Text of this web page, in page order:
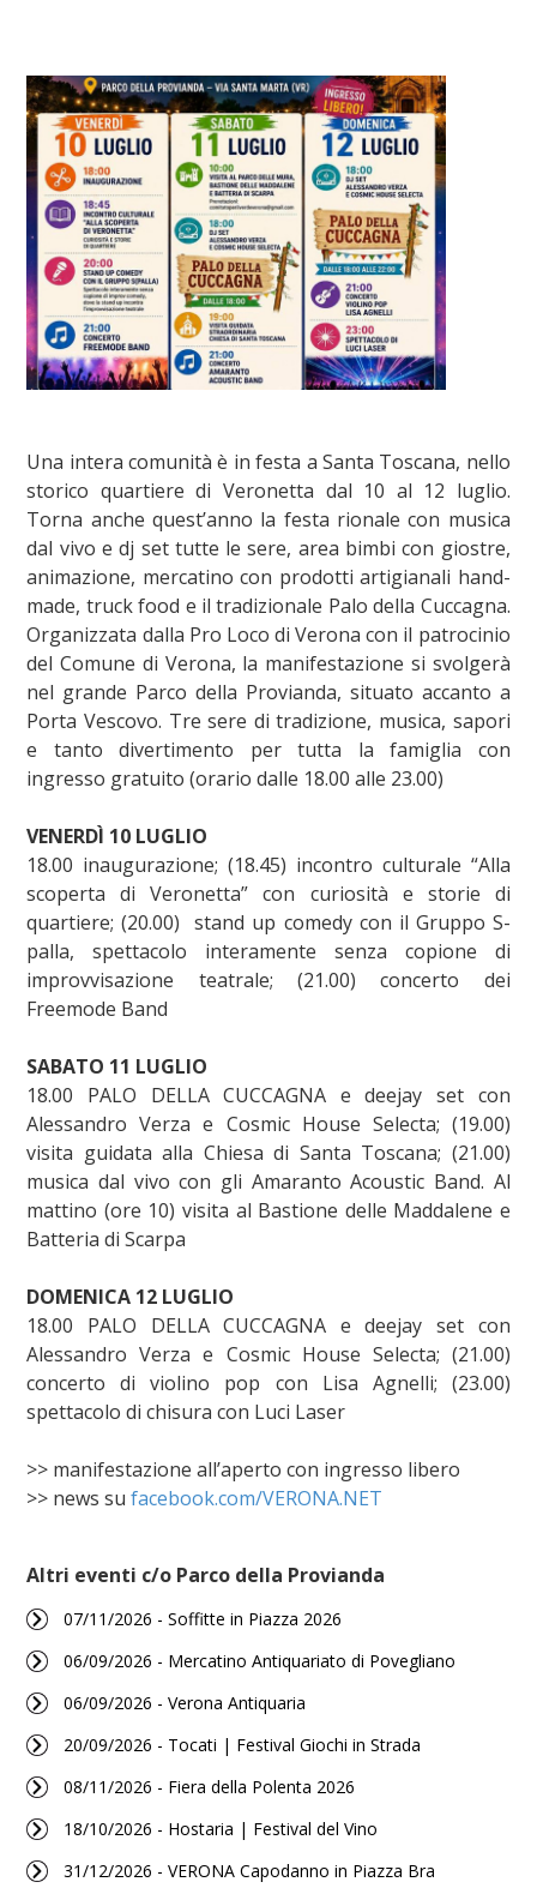
Una intera comunità è in festa a Santa Toscana, nello
storico quartiere di Veronetta dal 10 al 12 luglio.
Torna anche quest’anno la festa rionale con musica
dal vivo e dj set tutte le sere, area bimbi con giostre,
animazione, mercatino con prodotti artigianali hand-
made, truck food e il tradizionale Palo della Cuccagna.
Organizzata dalla Pro Loco di Verona con il patrocinio
del Comune di Verona, la manifestazione si svolgerà
nel grande Parco della Provianda, situato accanto a
Porta Vescovo. Tre sere di tradizione, musica, sapori
e tanto divertimento per tutta la famiglia con
ingresso gratuito (orario dalle 18.00 alle 23.00)
VENERDÌ 10 LUGLIO
18.00 inaugurazione; (18.45) incontro culturale “Alla
scoperta di Veronetta” con curiosità e storie di
quartiere; (20.00) stand up comedy con il Gruppo S-
palla, spettacolo interamente senza copione di
improvvisazione teatrale; (21.00) concerto dei
Freemode Band
SABATO 11 LUGLIO
18.00 PALO DELLA CUCCAGNA e deejay set con
Alessandro Verza e Cosmic House Selecta; (19.00)
visita guidata alla Chiesa di Santa Toscana; (21.00)
musica dal vivo con gli Amaranto Acoustic Band. Al
mattino (ore 10) visita al Bastione delle Maddalene e
Batteria di Scarpa
DOMENICA 12 LUGLIO
18.00 PALO DELLA CUCCAGNA e deejay set con
Alessandro Verza e Cosmic House Selecta; (21.00)
concerto di violino pop con Lisa Agnelli; (23.00)
spettacolo di chisura con Luci Laser
>> manifestazione all’aperto con ingresso libero
>> news sufacebook.com/VERONA.NET
Altri eventi c/o Parco della Provianda
07/11/2026 - Soffitte in Piazza 2026
06/09/2026 - Mercatino Antiquariato di Povegliano
06/09/2026 - Verona Antiquaria
20/09/2026 - Tocati | Festival Giochi in Strada
08/11/2026 - Fiera della Polenta 2026
18/10/2026 - Hostaria | Festival del Vino
31/12/2026 - VERONA Capodanno in Piazza Bra